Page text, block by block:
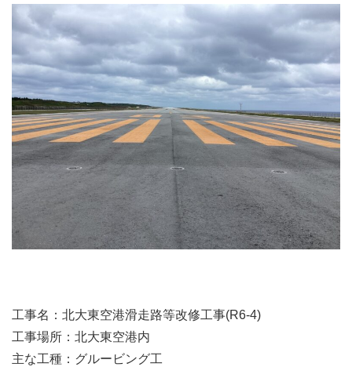
工事名：北大東空港滑走路等改修工事(R6-4)
工事場所：北大東空港内
主な工種：グルービング工